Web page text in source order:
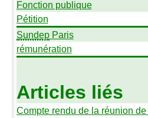
Fonction publique
Pétition
SundepParis
rémunération
Articles liés
Compte rendu de la réunion